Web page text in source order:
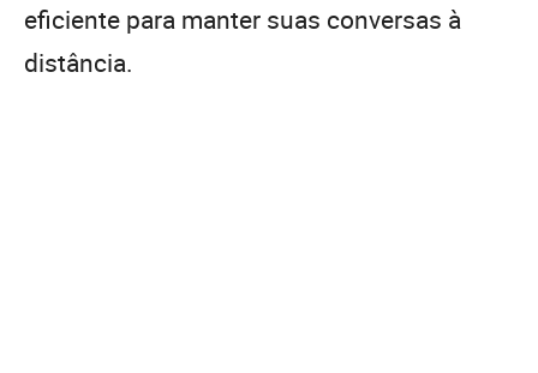
eficiente para manter suas conversas à
distância.